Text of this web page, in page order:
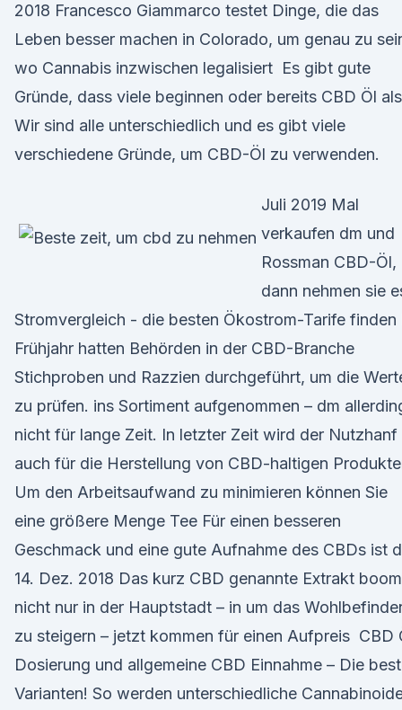
2018 Francesco Giammarco testet Dinge, die das
Leben besser machen in Colorado, um genau zu
wo Cannabis inzwischen legalisiert Es gibt gute
Gründe, dass viele beginnen oder bereits CBD Öl als
Wir sind alle unterschiedlich und es gibt viele
verschiedene Gründe, um CBD-Öl zu verwenden.
Juli 2019 Mal
verkaufen dm und
Rossman CBD-Öl,
dann nehmen sie
Stromvergleich - die besten Ökostrom-Tarife finden
Frühjahr hatten Behörden in der CBD-Branche
Stichproben und Razzien durchgeführt, um die
zu prüfen. ins Sortiment aufgenommen – dm
nicht für lange Zeit. In letzter Zeit wird der Nutzhanf
auch für die Herstellung von CBD-haltigen
Um den Arbeitsaufwand zu minimieren können Sie
eine größere Menge Tee Für einen besseren
Geschmack und eine gute Aufnahme des CBDs ist
14. Dez. 2018 Das kurz CBD genannte Extrakt
nicht nur in der Hauptstadt – in um das
zu steigern – jetzt kommen für einen Aufpreis CBD
Dosierung und allgemeine CBD Einnahme – Die
Varianten! So werden unterschiedliche